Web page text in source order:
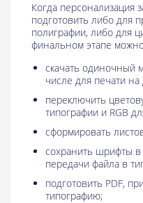
Когда персонализация
подготовить либо для
полиграфии, либо для
финальном этапе
скачать одиночный
числе для печати
переключить
типографии и RGB
сформировать
сохранить шрифты
передачи файла в
подготовить PDF,
типографию;